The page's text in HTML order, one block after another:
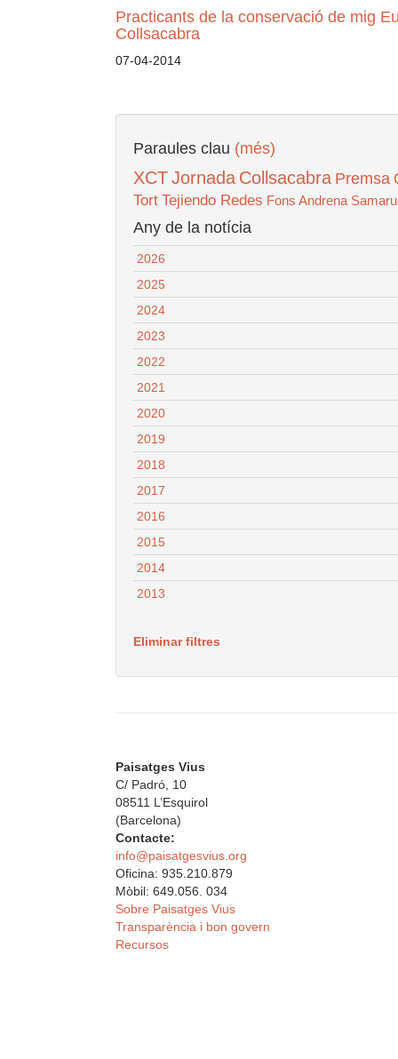
Practicants de la conservació de mig
Collsacabra
07-04-2014
Paraules clau (més)
XCTJornada Collsacabra Premsa
Tort Tejiendo Redes Fons Andrena
Any de la notícia
2026
2025
2024
2023
2022
2021
2020
2019
2018
2017
2016
2015
2014
2013
Eliminar filtres
Paisatges Vius
C/ Padró, 10
08511 L’Esquirol
(Barcelona)
Contacte:
info@paisatgesvius.org
Oficina: 935.210.879
Mòbil: 649.056. 034
Sobre Paisatges Vius
Transparència i bon govern
Recursos